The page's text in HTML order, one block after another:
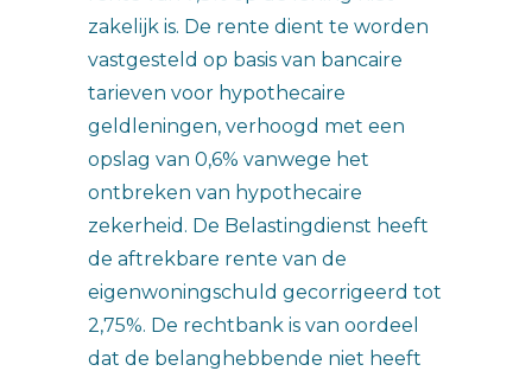
zakelijk is. De rente dient te worden
vastgesteld op basis van bancaire
tarieven voor hypothecaire
geldleningen, verhoogd met een
opslag van 0,6% vanwege het
ontbreken van hypothecaire
zekerheid. De Belastingdienst heeft
de aftrekbare rente van de
eigenwoningschuld gecorrigeerd tot
2,75%. De rechtbank is van oordeel
dat de belanghebbende niet heeft